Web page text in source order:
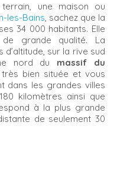
une maison ou
les-Bains, sachez que la
34 000 habitants. Elle
grande qualité. La
sur la rive sud
nord du massif du
bien située et vous
dans les grandes villes
kilomètres ainsi que
à la plus grande
de seulement 30